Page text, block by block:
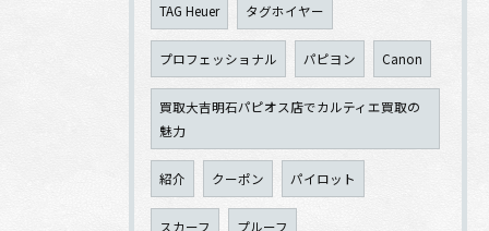
TAG Heuer タグホイヤー
プロフェッショナル パピヨン Canon
買取大吉明石パピオス店でカルティエ買取の
魅力
紹介 クーポン パイロット
スカーフ プルーフ